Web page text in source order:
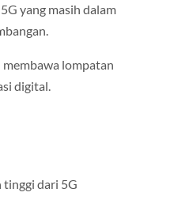
yang masih dalam
lompatan
digital.
tinggi dari 5G